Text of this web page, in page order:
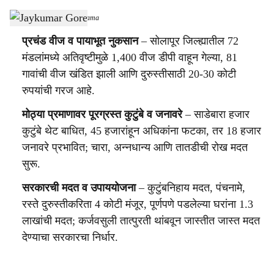
Jaykumar Gore- Sarkarnama
प्रचंड वीज व पायाभूत नुकसान– सोलापूर जिल्ह्यातील 72
मंडलांमध्ये अतिवृष्टीमुळे 1,400 वीज डीपी वाहून गेल्या, 81
गावांची वीज खंडित झाली आणि दुरुस्तीसाठी 20-30 कोटी
रुपयांची गरज आहे.
मोठ्या प्रमाणावर पूरग्रस्त कुटुंबे व जनावरे– साडेबारा हजार
कुटुंबे थेट बाधित, 45 हजारांहून अधिकांना फटका, तर 18 हजार
जनावरे प्रभावित; चारा, अन्नधान्य आणि तातडीची रोख मदत
सुरू.
सरकारची मदत व उपाययोजना– कुटुंबनिहाय मदत, पंचनामे,
रस्ते दुरुस्तीकरिता 4 कोटी मंजूर, पूर्णपणे पडलेल्या घरांना 1.3
लाखांची मदत; कर्जवसुली तात्पुरती थांबवून जास्तीत जास्त मदत
देण्याचा सरकारचा निर्धार.